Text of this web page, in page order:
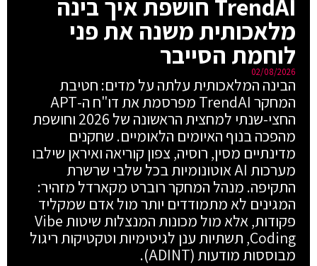
TrendAI חושפת איך בינה
מלאכותית משנה את פני
לוחמת הסייבר
02/08/2026
הבינה המלאכותית עלתה על מדים: חטיבת
המחקר TrendAI מפרסמת את דו"ח ה-APT
החצי-שנתי למחצית הראשונה של 2026 וחושפת
מהפכה בנוף האיומים הלאומיים. שחקנים
מדינתיים מסין, רוסיה, צפון קוריאה ואיראן שילבו
מערכות AI אוטונומיות בכל שלבי שרשרת
התקיפה. מנהל המחקר רוברט מקארדל מזהיר:
המגינים לא מתמודדים יותר מול אדם שמקליד
פקודות, אלא מול מכונות המנצלות שיטות Vibe
Coding, תשתיות ענן לגיטימיות וטקטיקות ריגול
מבוססות מודעות (ADINT).